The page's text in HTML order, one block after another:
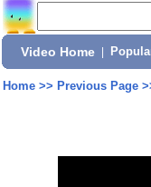
Video Home
Home>> Previous Page